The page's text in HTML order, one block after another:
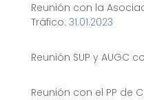
Reunión con la
Tráfico. 31.01.2023
Reunión SUP y AUGC
Reunión con el PP de